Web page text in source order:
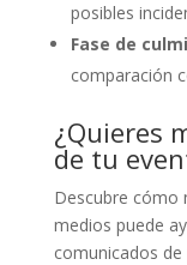
posibles
Fase de
comparación
¿Quieres
de tu
Descubre cómo
medios puede
comunicados de